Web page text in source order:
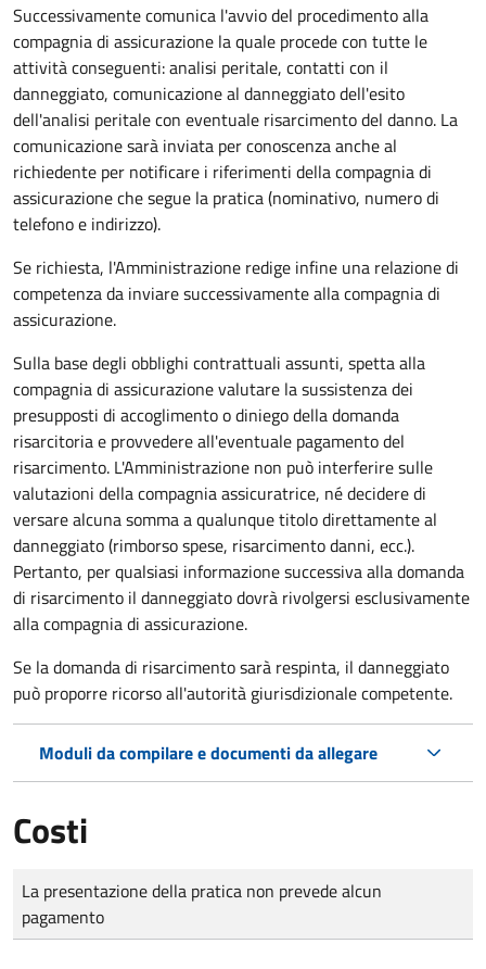
Successivamente comunica l'avvio del procedimento alla
compagnia di assicurazione la quale procede con tutte le
attività conseguenti: analisi peritale, contatti con il
danneggiato, comunicazione al danneggiato dell'esito
dell'analisi peritale con eventuale risarcimento del danno. La
comunicazione sarà inviata per conoscenza anche al
richiedente per notificare i riferimenti della compagnia di
assicurazione che segue la pratica (nominativo, numero di
telefono e indirizzo).
Se richiesta, l'Amministrazione redige infine una relazione di
competenza da inviare successivamente alla compagnia di
assicurazione.
Sulla base degli obblighi contrattuali assunti, spetta alla
compagnia di assicurazione valutare la sussistenza dei
presupposti di accoglimento o diniego della domanda
risarcitoria e provvedere all'eventuale pagamento del
risarcimento. L'Amministrazione non può interferire sulle
valutazioni della compagnia assicuratrice, né decidere di
versare alcuna somma a qualunque titolo direttamente al
danneggiato (rimborso spese, risarcimento danni, ecc.).
Pertanto, per qualsiasi informazione successiva alla domanda
di risarcimento il danneggiato dovrà rivolgersi esclusivamente
alla compagnia di assicurazione.
Se la domanda di risarcimento sarà respinta, il danneggiato
può proporre ricorso all'autorità giurisdizionale competente.
Moduli da compilare e documenti da allegare
Costi
Tipo di pagamento
Importo
La presentazione della pratica non prevede alcun
pagamento